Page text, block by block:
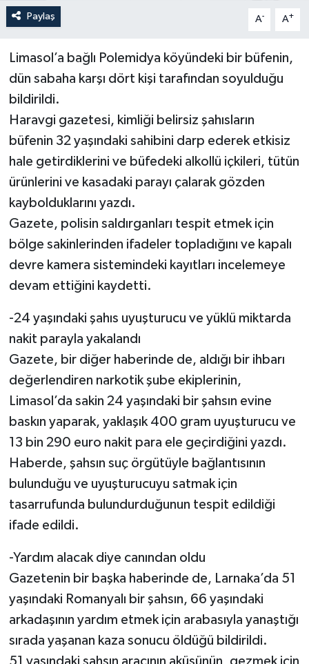
Paylaş A- A+
Limasol’a bağlı Polemidya köyündeki bir büfenin,
dün sabaha karşı dört kişi tarafından soyulduğu
bildirildi.
Haravgi gazetesi, kimliği belirsiz şahısların
büfenin 32 yaşındaki sahibini darp ederek etkisiz
hale getirdiklerini ve büfedeki alkollü içkileri, tütün
ürünlerini ve kasadaki parayı çalarak gözden
kaybolduklarını yazdı.
Gazete, polisin saldırganları tespit etmek için
bölge sakinlerinden ifadeler topladığını ve kapalı
devre kamera sistemindeki kayıtları incelemeye
devam ettiğini kaydetti.
-24 yaşındaki şahıs uyuşturucu ve yüklü miktarda
nakit parayla yakalandı
Gazete, bir diğer haberinde de, aldığı bir ihbarı
değerlendiren narkotik şube ekiplerinin,
Limasol’da sakin 24 yaşındaki bir şahsın evine
baskın yaparak, yaklaşık 400 gram uyuşturucu ve
13 bin 290 euro nakit para ele geçirdiğini yazdı.
Haberde, şahsın suç örgütüyle bağlantısının
bulunduğu ve uyuşturucuyu satmak için
tasarrufunda bulundurduğunun tespit edildiği
ifade edildi.
-Yardım alacak diye canından oldu
Gazetenin bir başka haberinde de, Larnaka’da 51
yaşındaki Romanyalı bir şahsın, 66 yaşındaki
arkadaşının yardım etmek için arabasıyla yanaştığı
sırada yaşanan kaza sonucu öldüğü bildirildi.